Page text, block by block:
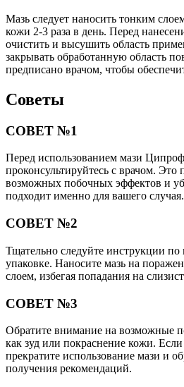
Мазь следует наносить тонким
кожи 2-3 раза в день. Перед
очистить и высушить область
закрывать обработанную область
предписано врачом, чтобы
Советы
СОВЕТ №1
Перед использованием мази
проконсультируйтесь с врачом. Это
возможных побочных эффектов и
подходит именно для вашего случая.
СОВЕТ №2
Тщательно следуйте инструкции
упаковке. Наносите мазь на
слоем, избегая попадания на
СОВЕТ №3
Обратите внимание на возможные
как зуд или покраснение кожи.
прекратите использование мази и
получения рекомендаций.